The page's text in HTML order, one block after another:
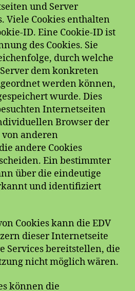
und Server
Viele Cookies enthalten
ID. Eine Cookie-ID ist
des Cookies. Sie
durch welche
dem konkreten
werden können,
wurde. Dies
Internetseiten
Browser der
anderen
andere Cookies
Ein bestimmter
über die eindeutige
und identifiziert
Cookies kann die EDV
dieser Internetseite
Services bereitstellen, die
nicht möglich wären.
können die